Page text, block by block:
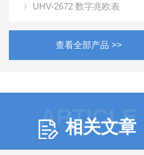
UHV-2672 数字兆欧表
查看全部产品 >>
ARTICLE
相关文章